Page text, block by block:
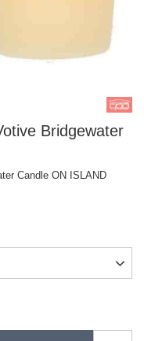
Bridgewater
Candle ON ISLAND